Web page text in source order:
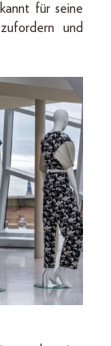
für seine
und